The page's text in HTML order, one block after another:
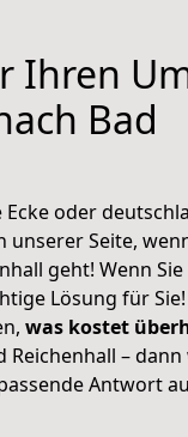
Ihren
Bad
oder
unserer Seite,
geht! Wenn
Lösung für Sie!
was kostet
Reichenhall – dann
Antwort